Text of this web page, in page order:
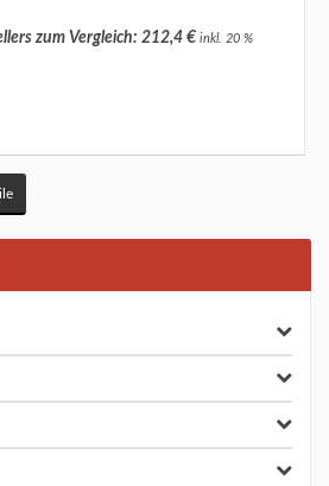
zum Vergleich: 212,4 € inkl. 20 %